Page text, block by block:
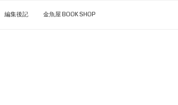
編集後記 金魚屋 BOOK SHOP